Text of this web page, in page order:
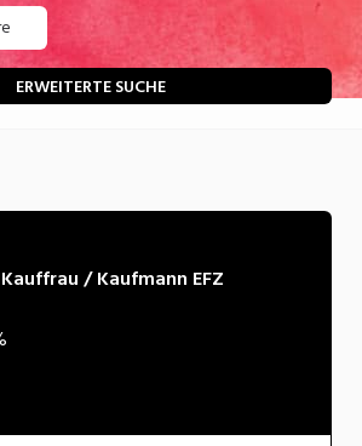
Soziales
ERWEITERTE SUCHE
/ Kaufmann EFZ